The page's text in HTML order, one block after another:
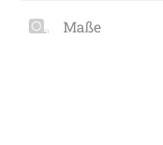
Maße